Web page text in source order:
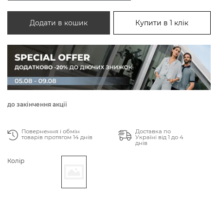
Додати в кошик Купити в 1 клік
до закінчення акції
Повернення і обмін
товарів протягом 14 днів
Доставка по
Україні від 1 до 4
днів
Колір